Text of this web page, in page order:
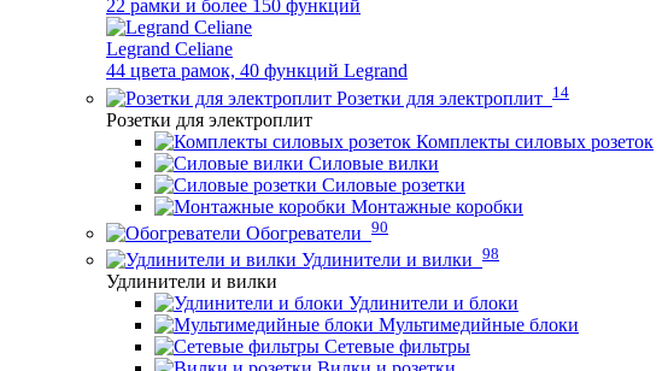
22 рамки и более 150 функций
Legrand Celiane
44 цвета рамок, 40 функций Legrand
Розетки для электроплит 14
Розетки для электроплит
Комплекты силовых розеток
Силовые вилки
Силовые розетки
Монтажные коробки
Обогреватели 90
Удлинители и вилки 98
Удлинители и вилки
Удлинители и блоки
Мультимедийные блоки
Сетевые фильтры